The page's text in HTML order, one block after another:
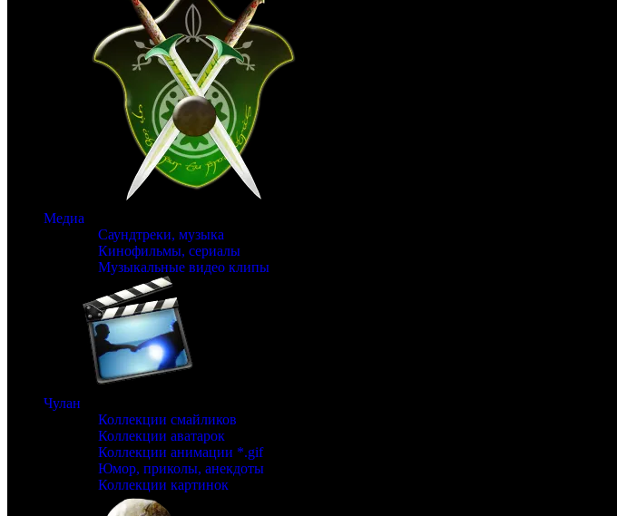
Медиа
Саундтреки, музыка
Кинофильмы, сериалы
Музыкальные видео клипы
Чулан
Коллекции смайликов
Коллекции аватарок
Коллекции анимации *.gif
Юмор, приколы, анекдоты
Коллекции картинок